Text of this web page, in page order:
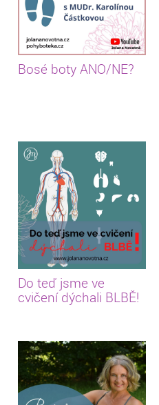
Bosé boty ANO/NE?
Do teď jsme ve
cvičení dýchali BLBĚ!